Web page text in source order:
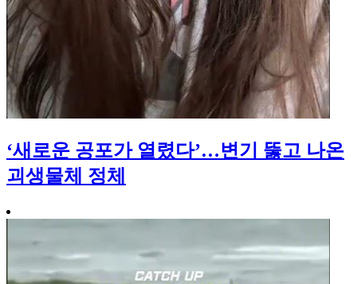
‘새로운 공포가 열렸다’…변기 뚫고 나온
괴생물체 정체